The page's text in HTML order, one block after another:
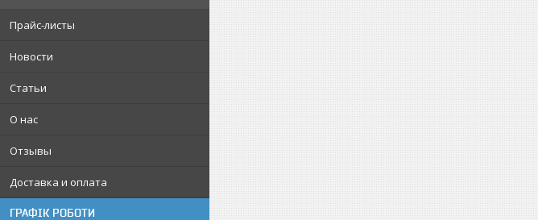
Прайс-листы
Новости
Статьи
О нас
Отзывы
Доставка и оплата
ГРАФІК РОБОТИ